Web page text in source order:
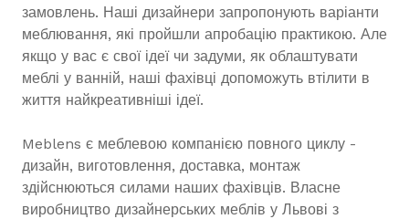
замовлень. Наші дизайнери запропонують варіанти
меблювання, які пройшли апробацію практикою. Але
якщо у вас є свої ідеї чи задуми, як облаштувати
меблі у ванній, наші фахівці допоможуть втілити в
життя найкреативніші ідеї.
Meblens є меблевою компанією повного циклу -
дизайн, виготовлення, доставка, монтаж
здійснюються силами наших фахівців. Власне
виробництво дизайнерських меблів у Львові з